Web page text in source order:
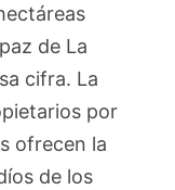
de La
cifra. La
por
ofrecen la
de los